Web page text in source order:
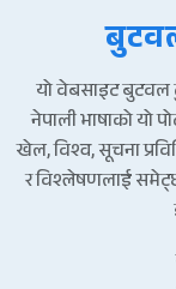
यो वेबसाइट बुटवल
नेपाली भाषाको यो
खेल, विश्व, सूचना
र विश्लेषणलाई